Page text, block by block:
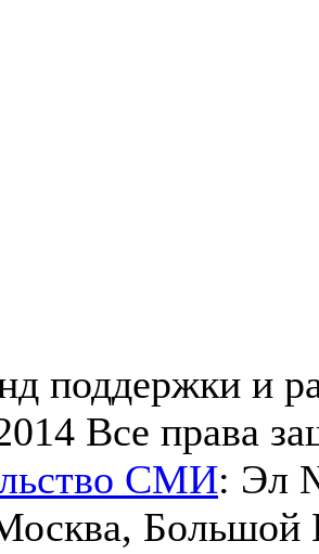
поддержки и
Все права
СМИ: Эл
Большой